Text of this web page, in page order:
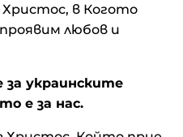
в Когото
любов и
украинските
е за нас.